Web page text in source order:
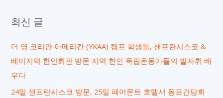
상
최신 글
더 영 코리안 아메리칸 (YKAA) 캠프 학생들, 샌프란시스코 &
베이지역 한인회관 방문 지역 한인 독립운동가들의 발자취 배
우다
24일 샌프란시스코 방문, 25일 페어몬트 호텔서 동포간담회